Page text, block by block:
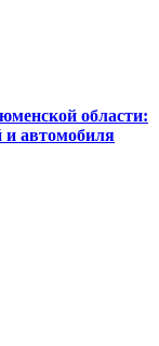
области:
и автомобиля